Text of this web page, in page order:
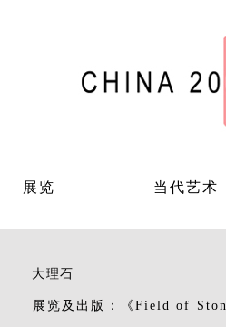
展览 当代艺术
大理石
展览及出版：《Field of